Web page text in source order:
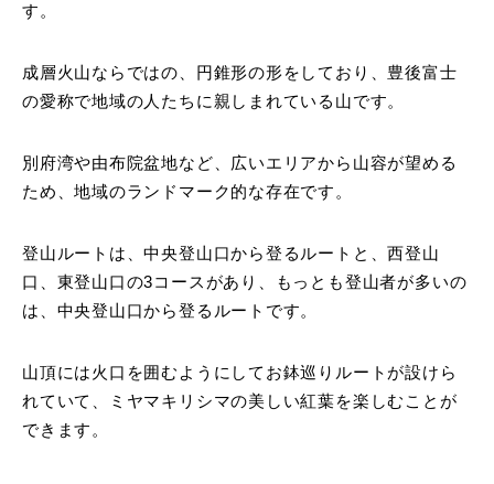
す。
成層火山ならではの、円錐形の形をしており、豊後富士
の愛称で地域の人たちに親しまれている山です。
別府湾や由布院盆地など、広いエリアから山容が望める
ため、地域のランドマーク的な存在です。
登山ルートは、中央登山口から登るルートと、西登山
口、東登山口の3コースがあり、もっとも登山者が多いの
は、中央登山口から登るルートです。
山頂には火口を囲むようにしてお鉢巡りルートが設けら
れていて、ミヤマキリシマの美しい紅葉を楽しむことが
できます。